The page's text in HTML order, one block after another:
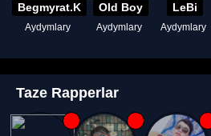
Begmyrat.K
Aydymlary
Old Boy
Aydymlary
LeBi
Aydymlary
Taze Rapperlar